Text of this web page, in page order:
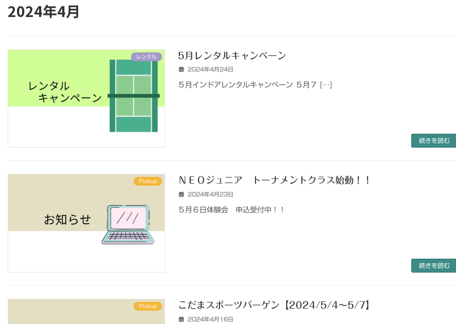
2024年4月
レンタル 5月レンタルキャンペーン
2024年4月24日
５月インドアレンタルキャンペーン ５月７ […]
続きを読む
Pickup ＮＥＯジュニア トーナメントクラス始動！！
2024年4月23日
５月６日体験会 申込受付中！！
続きを読む
Pickup こだまスポーツバーゲン【2024/5/4～5/7】
2024年4月16日